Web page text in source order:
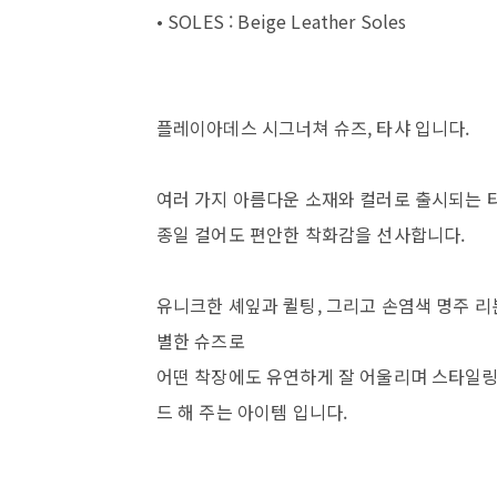
• SOLES : Beige Leather Soles
플레이아데스 시그너쳐 슈즈, 타샤 입니다.
여러 가지 아름다운 소재와 컬러로 출시되는
종일 걸어도 편안한 착화감을 선사합니다.
유니크한 셰잎과 퀼팅, 그리고 손염색 명주
별한 슈즈로
어떤 착장에도 유연하게 잘 어울리며 스타일
드 해 주는 아이템 입니다.